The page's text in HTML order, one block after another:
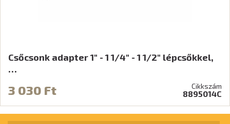
Csőcsonk adapter 1" - 1 1/4" - 1 1/2" lépcsőkkel,
…
3 030 Ft Cikkszám
8895014C